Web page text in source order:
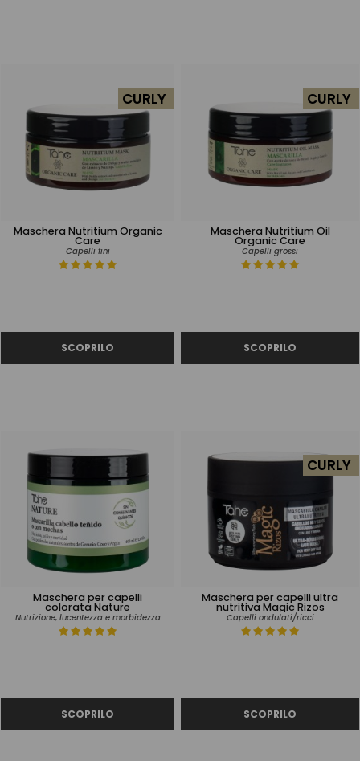
Maschera Nutritium Organic
Care
Capelli fini
CURLY
Maschera Nutritium Oil
Organic Care
Capelli grossi
CURLY
Maschera per capelli
colorata Nature
Nutrizione, lucentezza e morbidezza
Maschera per capelli ultra
nutritiva Magic Rizos
Capelli ondulati/ricci
CURLY